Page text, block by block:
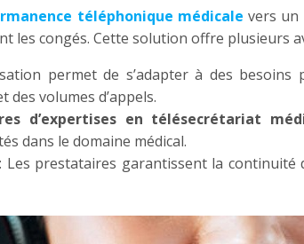
téléphonique médicale vers un
les congés. Cette solution offre plusieurs
permet de s’adapter à des
des volumes d’appels.
d’expertises en télésecrétariat
dans le domaine médical.
Les prestataires garantissent la continuité